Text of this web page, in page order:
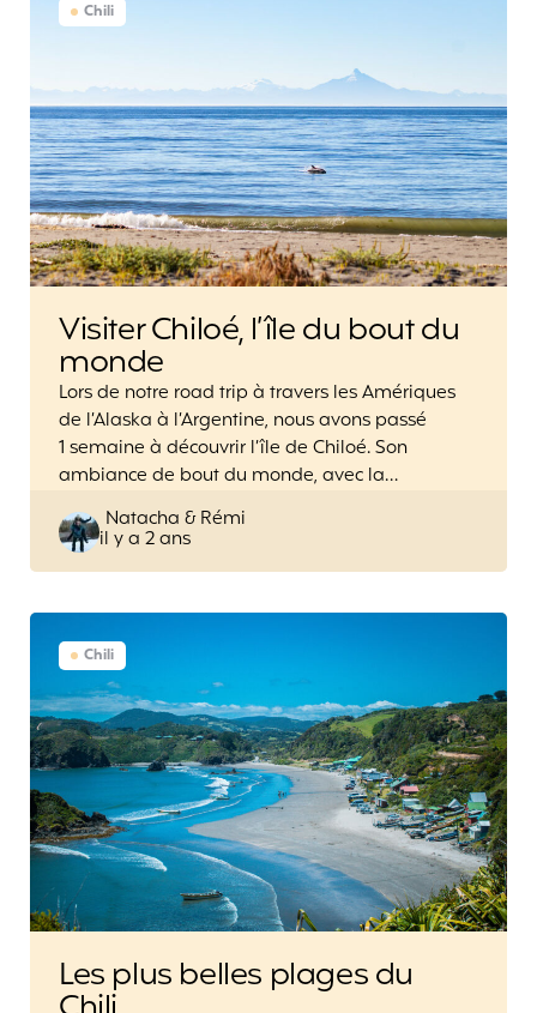
Chili
Visiter Chiloé, l’île du bout du
monde
Lors de notre road trip à travers les Amériques
de l’Alaska à l’Argentine, nous avons passé
1 semaine à découvrir l’île de Chiloé. Son
ambiance de bout du monde, avec la…
Posted
by
Natacha & Rémi
il y a 2 ans
Chili
Les plus belles plages du